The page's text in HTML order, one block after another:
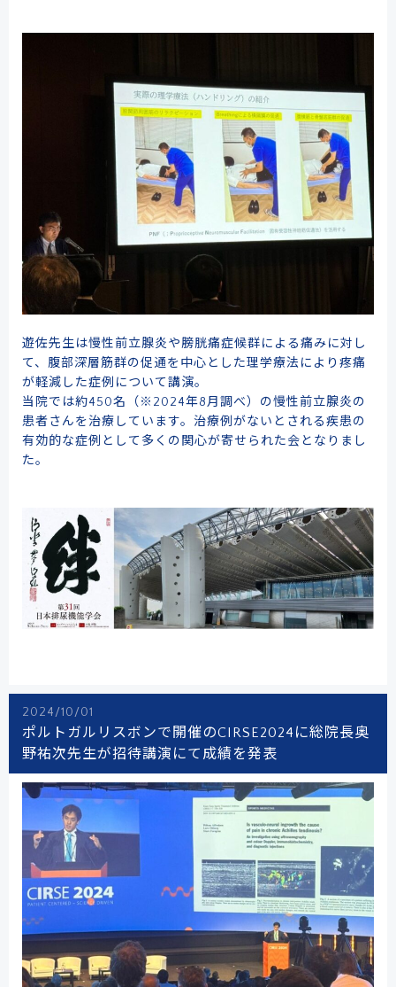
遊佐先生は慢性前立腺炎や膀胱痛症候群による痛みに対し
て、腹部深層筋群の促通を中心とした理学療法により疼痛
が軽減した症例について講演。
当院では約450名（※2024年8月調べ）の慢性前立腺炎の
患者さんを治療しています。治療例がないとされる疾患の
有効的な症例として多くの関心が寄せられた会となりまし
た。
2024/10/01
ポルトガルリスボンで開催のCIRSE2024に総院長奥
野祐次先生が招待講演にて成績を発表